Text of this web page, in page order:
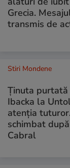
Grecia.
transmis de
Stiri Mondene
Ținuta
Ibacka la
atenția
schimbat
Cabral